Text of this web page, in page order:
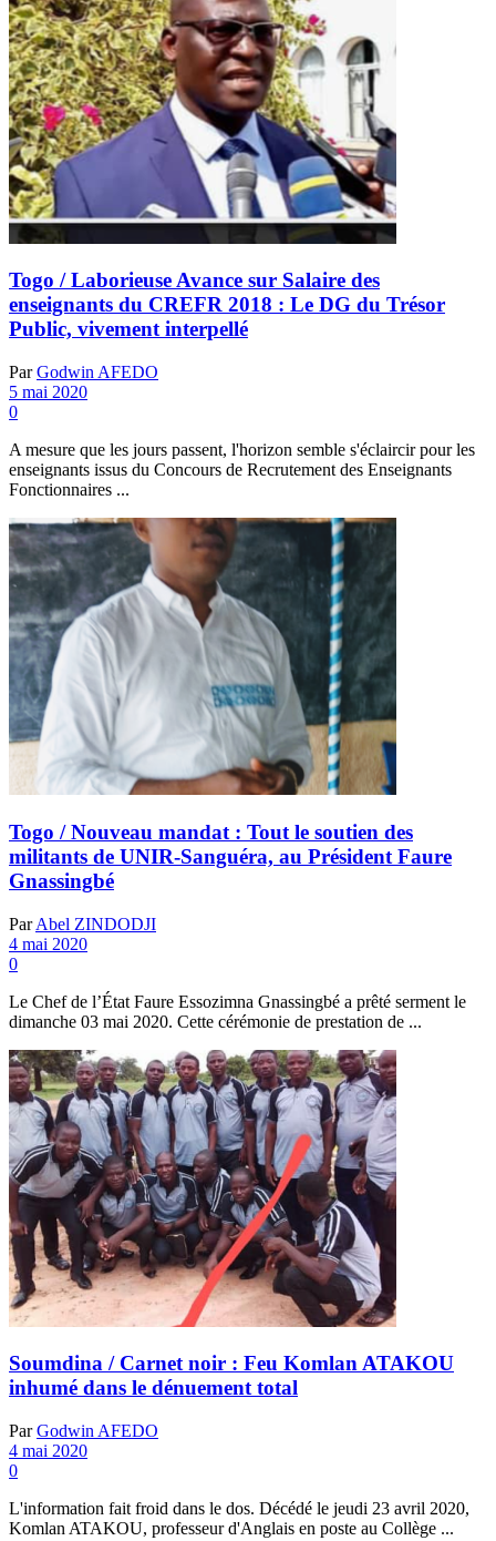
Togo / Laborieuse Avance sur Salaire des
enseignants du CREFR 2018 : Le DG du Trésor
Public, vivement interpellé
Par Godwin AFEDO
5 mai 2020
0
A mesure que les jours passent, l'horizon semble s'éclaircir pour les
enseignants issus du Concours de Recrutement des Enseignants
Fonctionnaires ...
Togo / Nouveau mandat : Tout le soutien des
militants de UNIR-Sanguéra, au Président Faure
Gnassingbé
Par Abel ZINDODJI
4 mai 2020
0
Le Chef de l’État Faure Essozimna Gnassingbé a prêté serment le
dimanche 03 mai 2020. Cette cérémonie de prestation de ...
Soumdina / Carnet noir : Feu Komlan ATAKOU
inhumé dans le dénuement total
Par Godwin AFEDO
4 mai 2020
0
L'information fait froid dans le dos. Décédé le jeudi 23 avril 2020,
Komlan ATAKOU, professeur d'Anglais en poste au Collège ...